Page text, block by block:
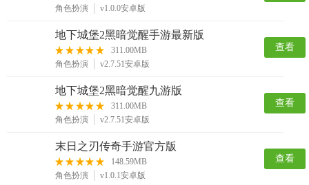
角色扮演
v1.0.0安卓版
地下城堡2黑暗觉醒手游最新版
311.00MB
角色扮演
v2.7.51安卓版
查看
地下城堡2黑暗觉醒九游版
311.00MB
角色扮演
v2.7.51安卓版
查看
末日之刃传奇手游官方版
148.59MB
角色扮演
v1.0.1安卓版
查看